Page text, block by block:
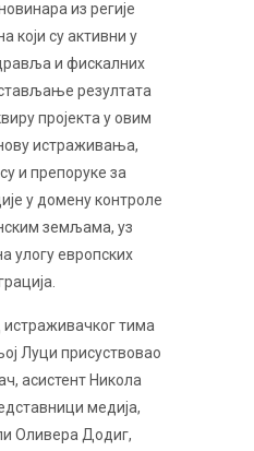
из регије
који су активни у
и фискалних
резултата
пројекта у овим
истраживања,
и препоруке за
у домену контроле
земљама, уз
улогу европских
истраживачког тима
Луци присуствовао
асистент Никола
медија,
Оливера Додиг,